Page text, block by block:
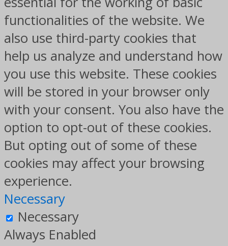
functionalities of the website. We
also use third-party cookies that
help us analyze and understand how
you use this website. These cookies
will be stored in your browser only
with your consent. You also have the
option to opt-out of these cookies.
But opting out of some of these
cookies may affect your browsing
experience.
Necessary
Necessary
Always Enabled